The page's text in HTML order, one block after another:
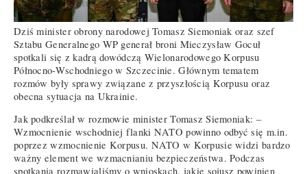
Dziś minister obrony narodowej Tomasz Siemoniak oraz szef
Sztabu Generalnego WP generał broni Mieczysław Gocuł
spotkali się z kadrą dowódczą Wielonarodowego Korpusu
Północno-Wschodniego w Szczecinie. Głównym tematem
rozmów były sprawy związane z przyszłością Korpusu oraz
obecna sytuacja na Ukrainie.
Jak podkreślał w rozmowie minister Tomasz Siemoniak: –
Wzmocnienie wschodniej flanki NATO powinno odbyć się m.in.
poprzez wzmocnienie Korpusu. NATO w Korpusie widzi bardzo
ważny element we wzmacnianiu bezpieczeństwa. Podczas
spotkania rozmawialiśmy o wnioskach, jakie sojusz powinien